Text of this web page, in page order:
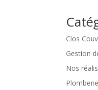
Clos
Gestion
Nos
Plomberie